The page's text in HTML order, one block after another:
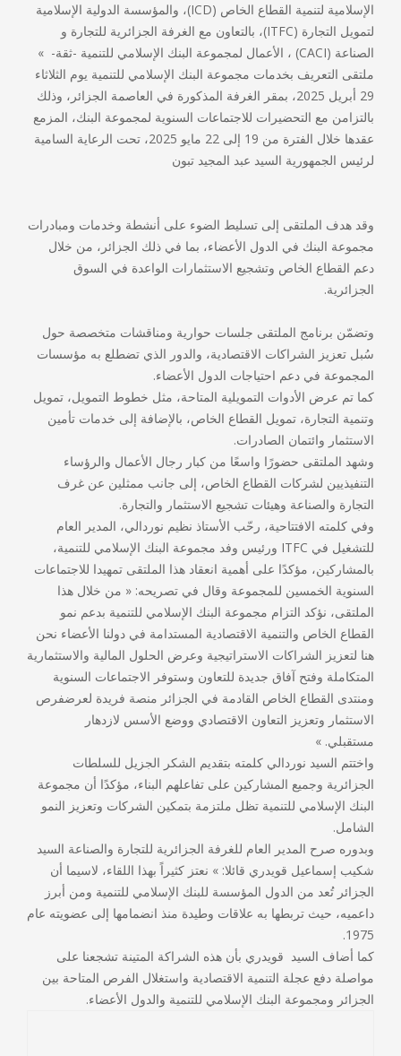
الإسلامية لتنمية القطاع الخاص (ICD)، والمؤسسة الدولية الإسلامية
لتمويل التجارة (ITFC)، بالتعاون مع الغرفة الجزائرية للتجارة و
الصناعة (CACI) ، الأعمال لمجموعة البنك الإسلامي للتنمية -ثقة- »
ملتقى التعريف بخدمات مجموعة البنك الإسلامي للتنمية يوم الثلاثاء
29 أبريل 2025، بمقر الغرفة المذكورة في العاصمة الجزائر، وذلك
بالتزامن مع التحضيرات للاجتماعات السنوية لمجموعة البنك، المزمع
عقدها خلال الفترة من 19 إلى 22 مايو 2025، تحت الرعاية السامية
لرئيس الجمهورية السيد عبد المجيد تبون
وقد هدف الملتقى إلى تسليط الضوء على أنشطة وخدمات ومبادرات
مجموعة البنك في الدول الأعضاء، بما في ذلك الجزائر، من خلال
دعم القطاع الخاص وتشجيع الاستثمارات الواعدة في السوق
الجزائرية.
وتضمّن برنامج الملتقى جلسات حوارية ومناقشات متخصصة حول
سُبل تعزيز الشراكات الاقتصادية، والدور الذي تضطلع به مؤسسات
المجموعة في دعم احتياجات الدول الأعضاء.
كما تم عرض الأدوات التمويلية المتاحة، مثل خطوط التمويل، تمويل
وتنمية التجارة، تمويل القطاع الخاص، بالإضافة إلى خدمات تأمين
الاستثمار وائتمان الصادرات.
وشهد الملتقى حضورًا واسعًا من كبار رجال الأعمال والرؤساء
التنفيذيين لشركات القطاع الخاص، إلى جانب ممثلين عن غرف
التجارة والصناعة وهيئات تشجيع الاستثمار والتجارة.
وفي كلمته الافتتاحية، رحّب الأستاذ نظيم نوردالي، المدير العام
للتشغيل في ITFC ورئيس وفد مجموعة البنك الإسلامي للتنمية،
بالمشاركين، مؤكدًا على أهمية انعقاد هذا الملتقى تمهيدا للاجتماعات
السنوية الخمسين للمجموعة وقال في تصريحه: « من خلال هذا
الملتقى، نؤكد التزام مجموعة البنك الإسلامي للتنمية بدعم نمو
القطاع الخاص والتنمية الاقتصادية المستدامة في دولنا الأعضاء نحن
هنا لتعزيز الشراكات الاستراتيجية وعرض الحلول المالية والاستثمارية
المتكاملة وفتح آفاق جديدة للتعاون وستوفر الاجتماعات السنوية
ومنتدى القطاع الخاص القادمة في الجزائر منصة فريدة لعرضفرص
الاستثمار وتعزيز التعاون الاقتصادي ووضع الأسس لازدهار
مستقبلي. »
واختتم السيد نوردالي كلمته بتقديم الشكر الجزيل للسلطات
الجزائرية وجميع المشاركين على تفاعلهم البناء، مؤكدًا أن مجموعة
البنك الإسلامي للتنمية تظل ملتزمة بتمكين الشركات وتعزيز النمو
الشامل.
وبدوره صرح المدير العام للغرفة الجزائرية للتجارة والصناعة السيد
شكيب إسماعيل قويدري قائلا: » نعتز كثيراً بهذا اللقاء، لاسيما أن
الجزائر تُعد من الدول المؤسسة للبنك الإسلامي للتنمية ومن أبرز
داعميه، حيث تربطها به علاقات وطيدة منذ انضمامها إلى عضويته عام
1975.
كما أضاف السيد قويدري بأن هذه الشراكة المتينة تشجعنا على
مواصلة دفع عجلة التنمية الاقتصادية واستغلال الفرص المتاحة بين
الجزائر ومجموعة البنك الإسلامي للتنمية والدول الأعضاء.